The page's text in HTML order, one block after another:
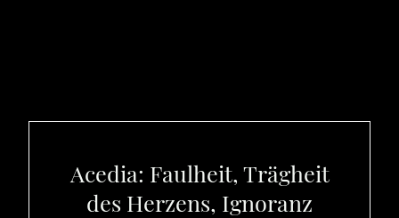
Acedia: Faulheit, Trägheit
des Herzens, Ignoranz